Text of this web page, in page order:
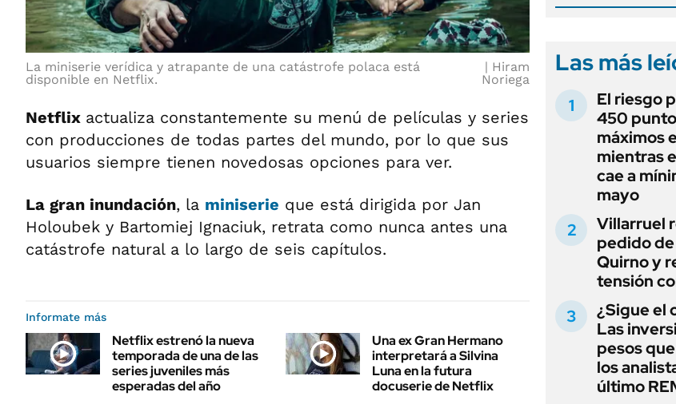
La miniserie verídica y atrapante de una catástrofe polaca está
disponible en Netflix.
Hiram
Noriega
Netflix actualiza constantemente su menú de películas y series
con producciones de todas partes del mundo, por lo que sus
usuarios siempre tienen novedosas opciones para ver.
La gran inundación, la miniserie que está dirigida por Jan
Holoubek y Bartomiej Ignaciuk, retrata como nunca antes una
catástrofe natural a lo largo de seis capítulos.
Informate más
Netflix estrenó la nueva
temporada de una de las
series juveniles más
esperadas del año
Una ex Gran Hermano
interpretará a Silvina
Luna en la futura
docuserie de Netflix
Las más
El riesgo
450
máximos
mientras
cae a
mayo
Villarruel
pedido
Quirno y
tensión
¿Sigue el
Las
pesos
los
último